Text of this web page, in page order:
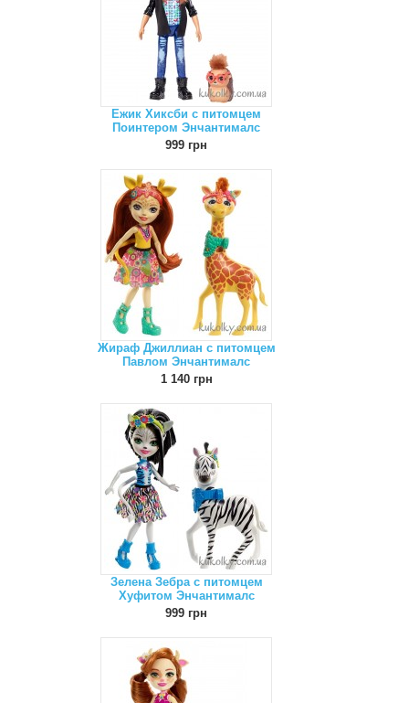
Ежик Хиксби с питомцем
Поинтером Энчантималс
999 грн
Жираф Джиллиан с питомцем
Павлом Энчантималс
1 140 грн
Зелена Зебра с питомцем
Хуфитом Энчантималс
999 грн